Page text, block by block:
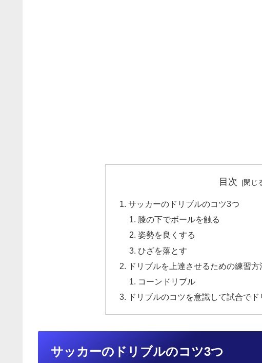
目次
サッカーのドリブルのコツ3つ
膝の下でボールを触る
姿勢を良くする
ひざを落とす
ドリブルを上達させるための練習方
コーンドリブル
ドリブルのコツを意識して試合で
サッカーのドリブルのコツ3つ